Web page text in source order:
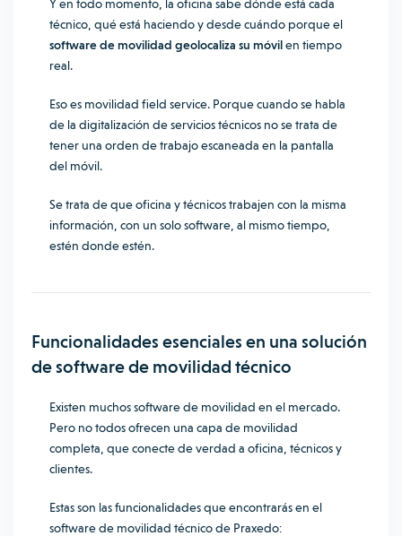
Y en todo momento, la oficina sabe dónde está cada
técnico, qué está haciendo y desde cuándo porque el
software de movilidad geolocaliza su móvilen tiempo
real.
Eso es movilidad field service. Porque cuando se habla
de la digitalización de servicios técnicos no se trata de
tener una orden de trabajo escaneada en la pantalla
del móvil.
Se trata de que oficina y técnicos trabajen con la misma
información, con un solo software, al mismo tiempo,
estén donde estén.
Funcionalidades esenciales en una solución
de software de movilidad técnico
Existen muchos software de movilidad en el mercado.
Pero no todos ofrecen una capa de movilidad
completa, que conecte de verdad a oficina, técnicos y
clientes.
Estas son las funcionalidades que encontrarás en el
software de movilidad técnico de Praxedo: